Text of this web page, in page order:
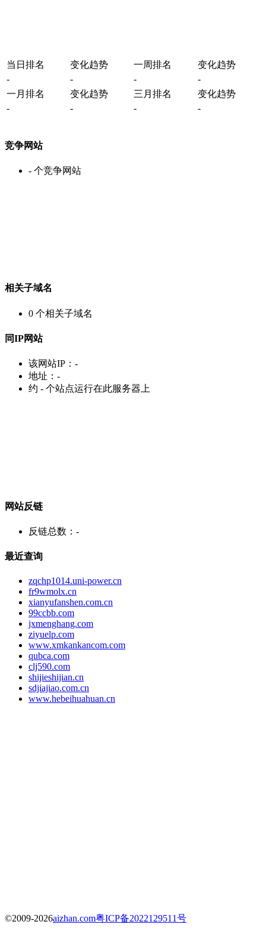
当日排名 变化趋势 一周排名
变化趋势
-
- -
-
一月排名
变化趋势 三月排名
变化趋势
-
- - -
竞争网站
- 个竞争网站
相关子域名
0 个相关子域名
同IP网站
该网站IP： -
地址： -
约 - 个站点运行在此服务器上
网站反链
反链总数： -
最近查询
zqchp1014.uni-power.cn
fr9wmolx.cn
xianyufanshen.com.cn
99ccbb.com
jxmenghang.com
ziyuelp.com
www.xmkankancom.com
qubca.com
clj590.com
shijieshijian.cn
sdjiajiao.com.cn
www.hebeihuahuan.cn
©2009-2026aizhan.com粤ICP备2022129511号